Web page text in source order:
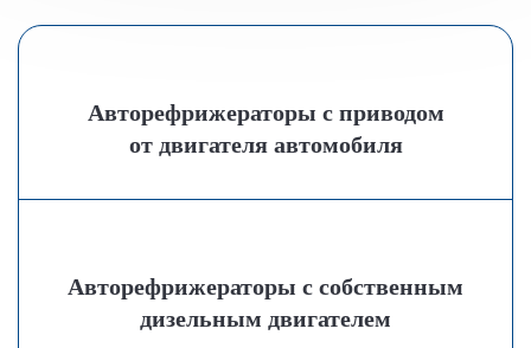
Авторефрижераторы с приводом
от двигателя автомобиля
Авторефрижераторы с собственным
дизельным двигателем